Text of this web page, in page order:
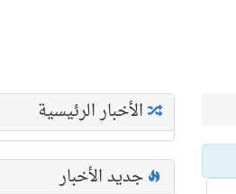
الأخبار الرئيسية
جديد الأخبار